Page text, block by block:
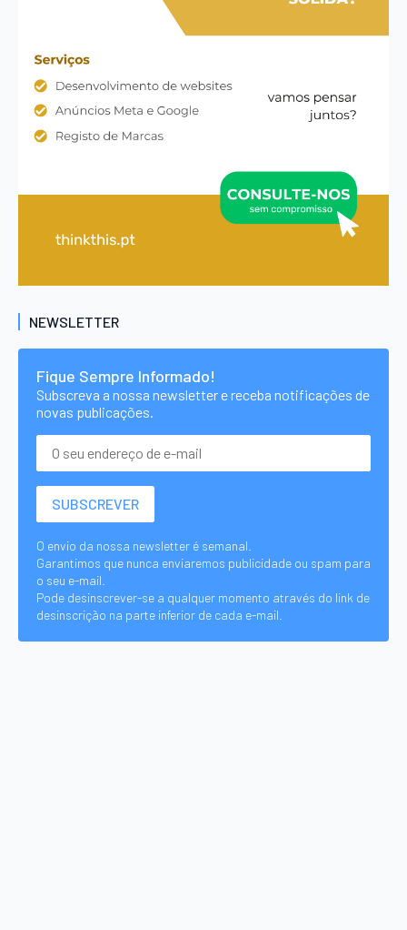
NEWSLETTER
Fique Sempre Informado!
Subscreva a nossa newsletter e receba notificações de
novas publicações.
O envio da nossa newsletter é semanal.
Garantimos que nunca enviaremos publicidade ou spam para
o seu e-mail.
Pode desinscrever-se a qualquer momento através do link de
desinscrição na parte inferior de cada e-mail.